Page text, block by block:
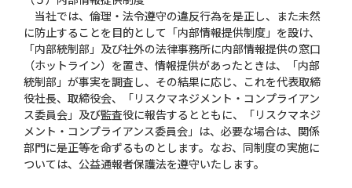
当社では、倫理・法令遵守の違反行為を是正し、また未然
に防止することを目的として「内部情報提供制度」を設け、
「内部統制部」及び社外の法律事務所に内部情報提供の窓口
（ホットライン）を置き、情報提供があったときは、「内部
統制部」が事実を調査し、その結果に応じ、これを代表取締
役社長、取締役会、「リスクマネジメント・コンプライアン
ス委員会」及び監査役に報告するとともに、「リスクマネジ
メント・コンプライアンス委員会」は、必要な場合は、関係
部門に是正等を命ずるものとします。なお、同制度の実施に
ついては、公益通報者保護法を遵守いたします。